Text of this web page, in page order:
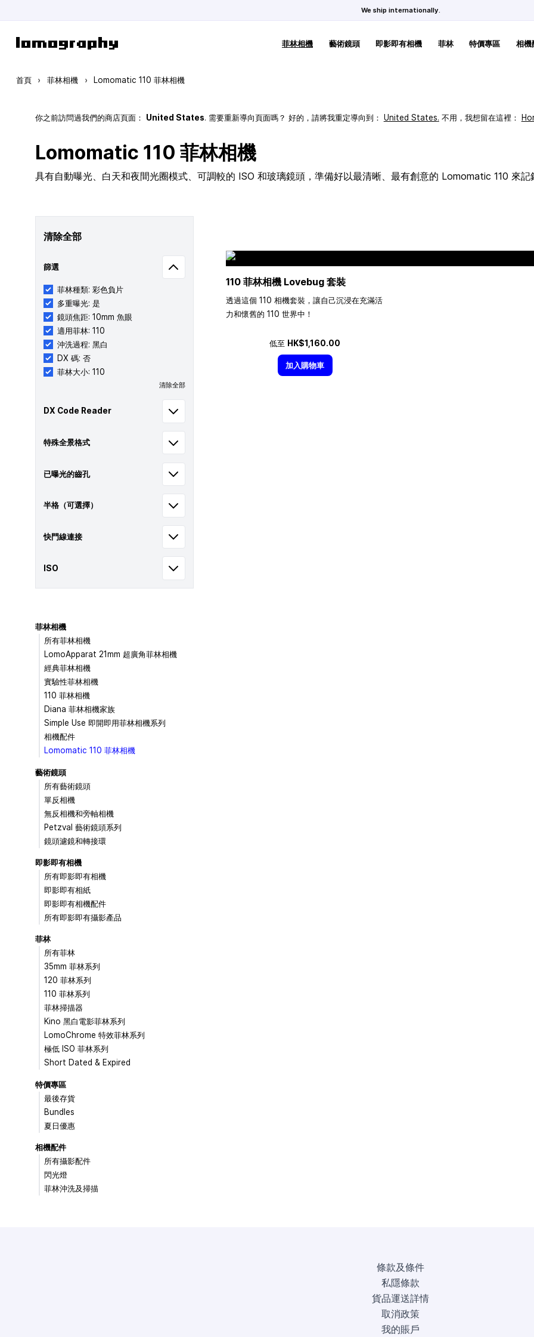
We ship internationally.
菲林相機 藝術鏡頭 即影即有相機 菲林 特價專區 相機
首頁 › 菲林相機 › Lomomatic 110 菲林相機
你之前訪問過我們的商店頁面： United States. 需要重新導向頁面嗎？ 好的，請將我重定導向到： United States. 不用，我想留在這裡：
Lomomatic 110 菲林相機
具有自動曝光、白天和夜間光圈模式、可調較的 ISO 和玻璃鏡頭，準備好以最清晰、最有創意的 Lomomatic 110 來記
清除全部
篩選
菲林種類: 彩色負片
多重曝光: 是
鏡頭焦距: 10mm 魚眼
適用菲林: 110
沖洗過程: 黑白
DX 碼: 否
菲林大小: 110
清除全部
DX Code Reader
特殊全景格式
已曝光的齒孔
半格（可選擇）
快門線連接
ISO
110 菲林相機 Lovebug 套裝
透過這個 110 相機套裝，讓自己沉浸在充滿活
力和懷舊的 110 世界中！
低至 HK$1,160.00
加入購物車
菲林相機
所有菲林相機
LomoApparat 21mm 超廣角菲林相機
經典菲林相機
實驗性菲林相機
110 菲林相機
Diana 菲林相機家族
Simple Use 即開即用菲林相機系列
相機配件
Lomomatic 110 菲林相機
藝術鏡頭
所有藝術鏡頭
單反相機
無反相機和旁軸相機
Petzval 藝術鏡頭系列
鏡頭濾鏡和轉接環
即影即有相機
所有即影即有相機
即影即有相紙
即影即有相機配件
所有即影即有攝影產品
菲林
所有菲林
35mm 菲林系列
120 菲林系列
110 菲林系列
菲林掃描器
Kino 黑白電影菲林系列
LomoChrome 特效菲林系列
極低 ISO 菲林系列
Short Dated & Expired
特價專區
最後存貨
Bundles
夏日優惠
相機配件
所有攝影配件
閃光燈
菲林沖洗及掃描
條款及條件
私隱條款
貨品運送詳情
取消政策
我的賬戶